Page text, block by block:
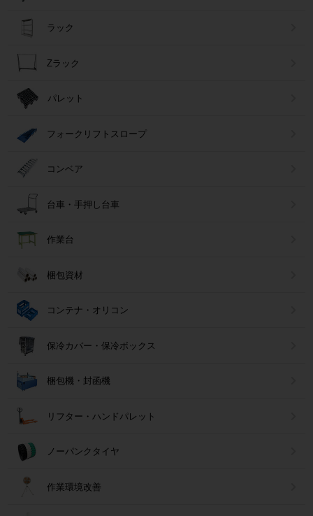
ラック
Zラック
パレット
フォークリフトスロープ
コンベア
台車・手押し台車
作業台
梱包資材
コンテナ・オリコン
保冷カバー・保冷ボックス
梱包機・封函機
リフター・ハンドパレット
ノーパンクタイヤ
作業環境改善